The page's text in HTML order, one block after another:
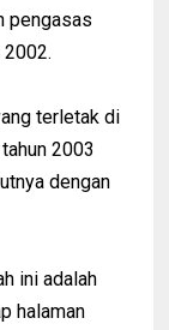
pengasas
terletak di
2003
dengan
ini adalah
halaman